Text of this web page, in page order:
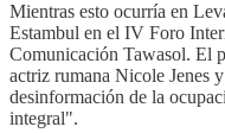
Mientras esto ocurría en
Estambul en el IV Foro
Comunicación Tawasol. El
actriz rumana Nicole Jenes
desinformación de la
integral".